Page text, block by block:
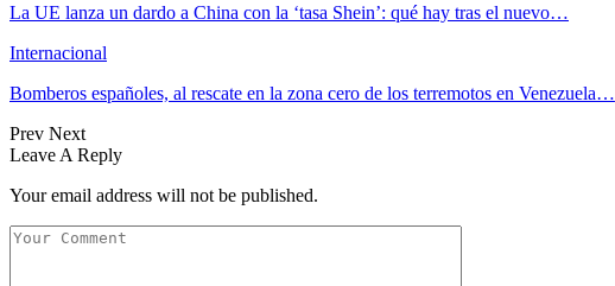
La UE lanza un dardo a China con la ‘tasa Shein’: qué hay tras el nuevo…
Internacional
Bomberos españoles, al rescate en la zona cero de los terremotos en Venezuela…
Prev Next
Leave A Reply
Your email address will not be published.